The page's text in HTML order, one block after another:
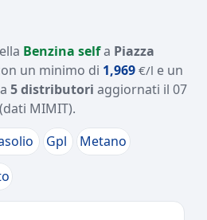
Benzina selfa Piazza
un minimo di 1,969 €/l e un
5 distributori aggiornati il 07
(dati MIMIT).
Gpl
Metano